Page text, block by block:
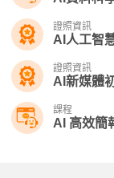
證照資訊
AI人工智
證照資訊
AI新媒體
課程
AI 高效簡